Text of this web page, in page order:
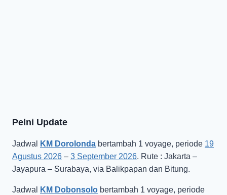
Pelni Update
Jadwal KM Dorolonda bertambah 1 voyage, periode 19
Agustus 2026 – 3 September 2026. Rute : Jakarta –
Jayapura – Surabaya, via Balikpapan dan Bitung.
Jadwal KM Dobonsolo bertambah 1 voyage, periode